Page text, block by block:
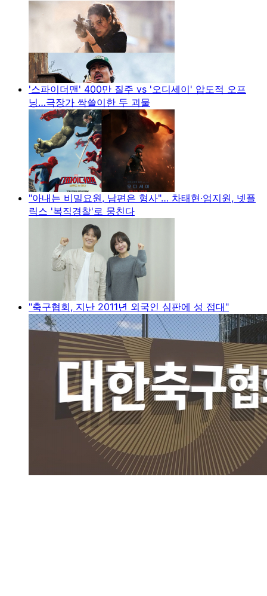
'스파이더맨' 400만 질주 vs '오디세이' 압도적 오프
닝…극장가 싹쓸이한 두 괴물
"아내는 비밀요원, 남편은 형사"… 차태현·엄지원, 넷플
릭스 '복직경찰'로 뭉친다
"축구협회, 지난 2011년 외국인 심판에 성 접대"